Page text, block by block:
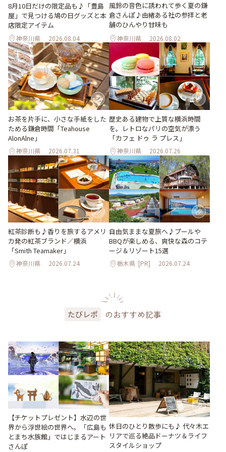
8月10日だけの限定品も♪「豊島
屋」で見つける鳩の日グッズと本
店限定アイテム
神奈川県 2026.08.04
風鈴の音色に誘われて歩く夏の鎌
倉さんぽ♪由緒ある社の参拝と老
舗のひんやり甘味も
神奈川県 2026.08.02
お茶を片手に、小さな手紙をした
ためる鎌倉時間「Teahouse
AlonAlne」
神奈川県 2026.07.31
歴史ある建物で上質な横浜時間
を。レトロなパリの空気が漂う
「カフェ ドゥ ラ プレス」
神奈川県 2026.07.26
紅茶診断も♪香りを旅するアメリ
カ発の紅茶ブランド／横浜
「Smith Teamaker」
神奈川県 2026.07.24
自由気ままな夏旅へ♪プールや
BBQが楽しめる、爽快な森のコテ
ージ＆リゾート15選
栃木県 [PR] 2026.07.24
たびレポ のおすすめ記事
【チケットプレゼント】水辺の世
界から浮世絵の世界へ。「広島も
とまち水族館」ではじまるアート
さんぽ
休日のひとり散歩にも♪ 代々木エ
リアで巡る絶品ドーナツ＆ライフ
スタイルショップ